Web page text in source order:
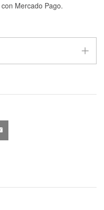
con Mercado Pago.